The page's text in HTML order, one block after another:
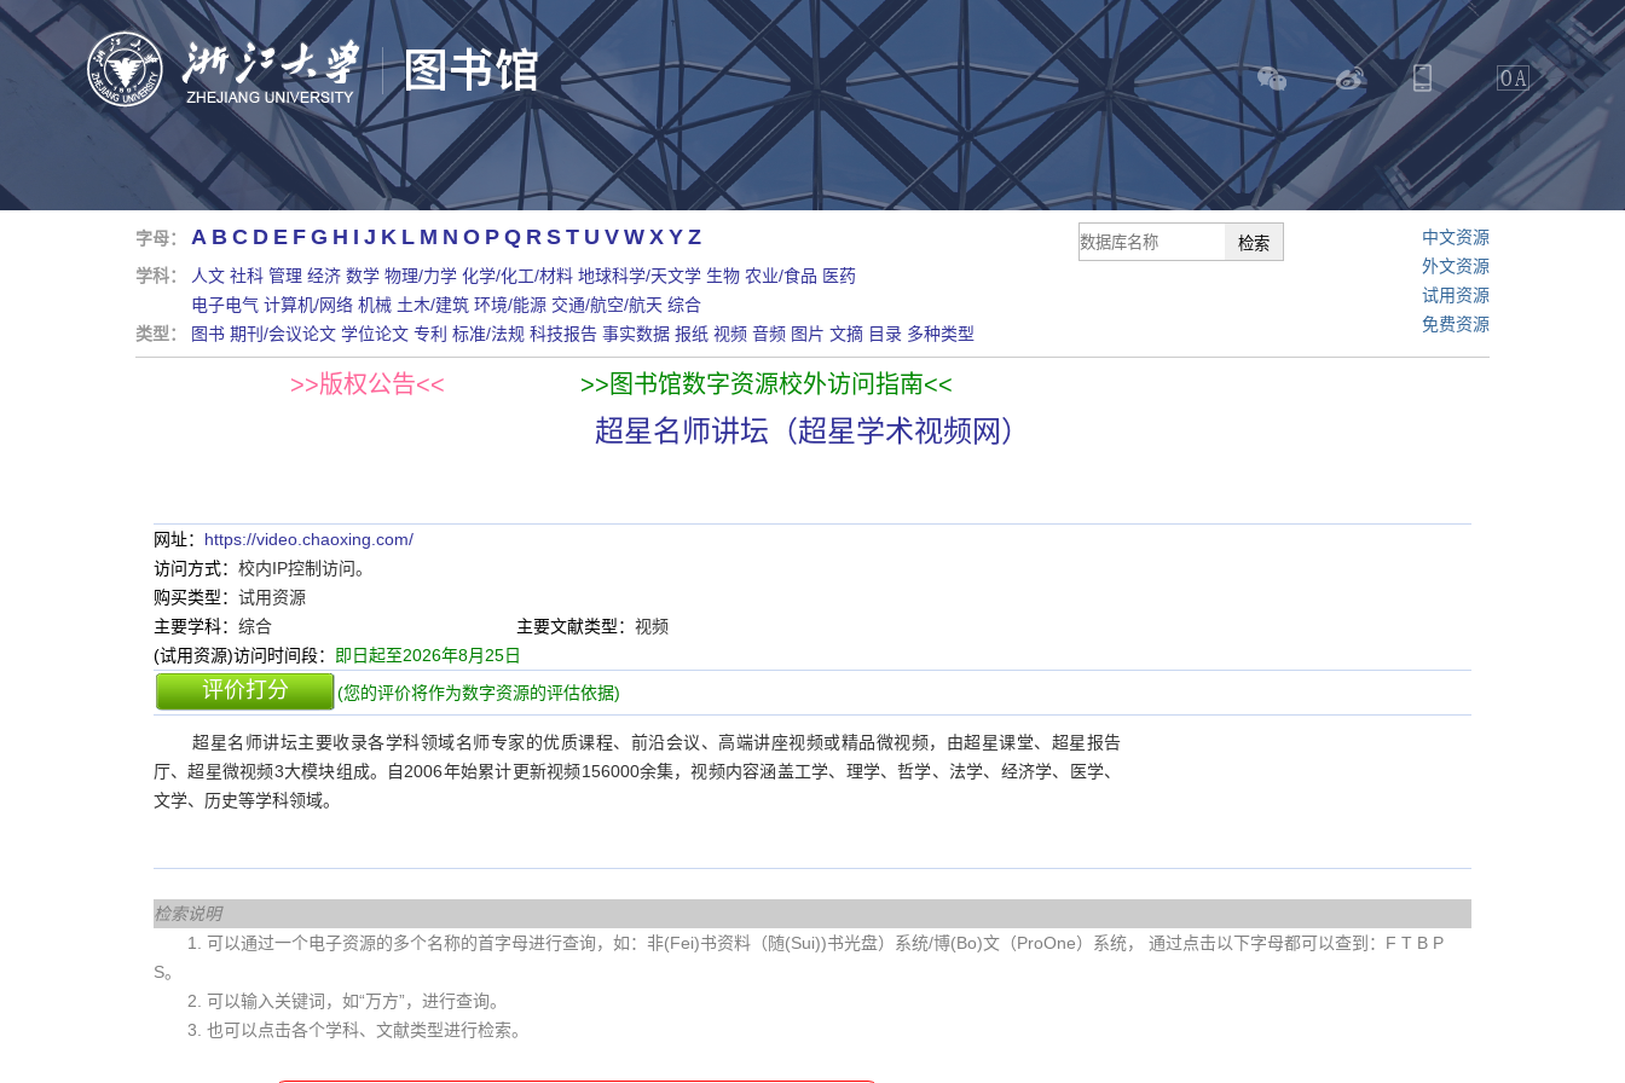
字母： A B C D E F G H I J K L M N O P Q R S T U V W X Y Z
学科： 人文 社科 管理 经济 数学 物理/力学 化学/化工/材料 地球科学/天文学 生物 农业/食品 医药
电子电气 计算机/网络 机械 土木/建筑 环境/能源 交通/航空/航天 综合
类型：
图书 期刊/会议论文 学位论文 专利 标准/法规 科技报告 事实数据 报纸 视频 音频 图片 文摘 目录 多种类型
中文资源
外文资源
试用资源
免费资源
>>版权公告<< >>图书馆数字资源校外访问指南<<
超星名师讲坛（超星学术视频网）
网址： https://video.chaoxing.com/
访问方式： 校内IP控制访问。
购买类型： 试用资源
主要学科： 综合 主要文献类型： 视频
(试用资源)访问时间段：
即日起至2026年8月25日
评价打分 (您的评价将作为数字资源的评估依据)
超星名师讲坛主要收录各学科领域名师专家的优质课程、前沿会议、高端讲座视频或精品微视频，由超星课堂、超星报告
厅、超星微视频3大模块组成。自2006年始累计更新视频156000余集，视频内容涵盖工学、理学、哲学、法学、经济学、医学、
文学、历史等学科领域。
检索说明
1. 可以通过一个电子资源的多个名称的首字母进行查询，如：非(Fei)书资料（随(Sui))书光盘）系统/博(Bo)文（ProOne）系统， 通过点击以下字母都可以查到：F T B P
S。
2. 可以输入关键词，如“万方”，进行查询。
3. 也可以点击各个学科、文献类型进行检索。